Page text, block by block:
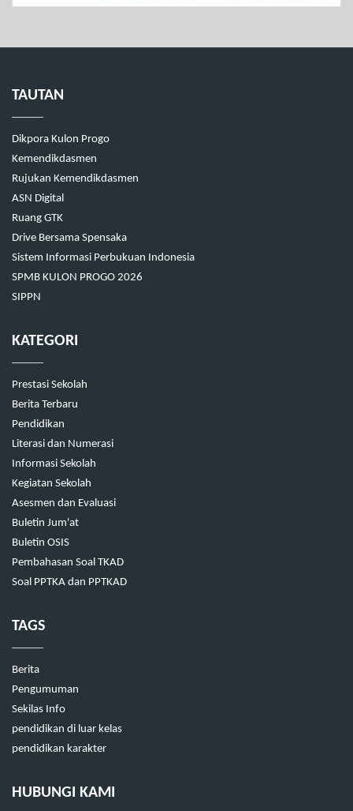
TAUTAN
Dikpora Kulon Progo
Kemendikdasmen
Rujukan Kemendikdasmen
ASN Digital
Ruang GTK
Drive Bersama Spensaka
Sistem Informasi Perbukuan Indonesia
SPMB KULON PROGO 2026
SIPPN
KATEGORI
Prestasi Sekolah
Berita Terbaru
Pendidikan
Literasi dan Numerasi
Informasi Sekolah
Kegiatan Sekolah
Asesmen dan Evaluasi
Buletin Jum'at
Buletin OSIS
Pembahasan Soal TKAD
Soal PPTKA dan PPTKAD
TAGS
Berita
Pengumuman
Sekilas Info
pendidikan di luar kelas
pendidikan karakter
HUBUNGI KAMI